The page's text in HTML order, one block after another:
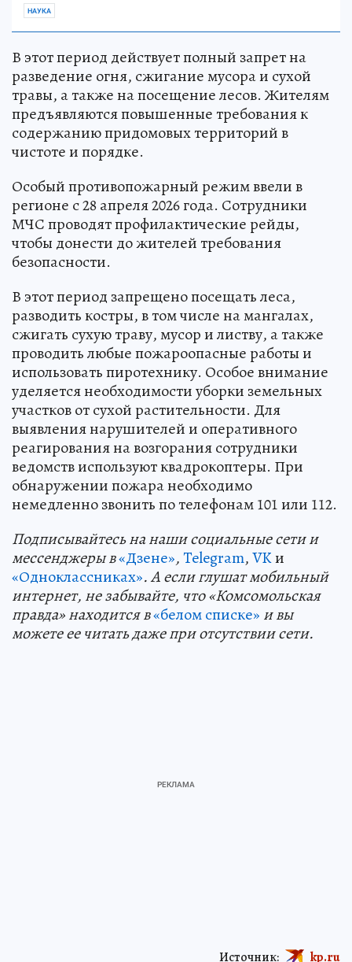
НАУКА
В этот период действует полный запрет на
разведение огня, сжигание мусора и сухой
травы, а также на посещение лесов. Жителям
предъявляются повышенные требования к
содержанию придомовых территорий в
чистоте и порядке.
Особый противопожарный режим ввели в
регионе с 28 апреля 2026 года. Сотрудники
МЧС проводят профилактические рейды,
чтобы донести до жителей требования
безопасности.
В этот период запрещено посещать леса,
разводить костры, в том числе на мангалах,
сжигать сухую траву, мусор и листву, а также
проводить любые пожароопасные работы и
использовать пиротехнику. Особое внимание
уделяется необходимости уборки земельных
участков от сухой растительности. Для
выявления нарушителей и оперативного
реагирования на возгорания сотрудники
ведомств используют квадрокоптеры. При
обнаружении пожара необходимо
немедленно звонить по телефонам 101 или 112.
Подписывайтесь на наши социальные сети и
мессенджеры в«Дзене»,Telegram,VKи
«Одноклассниках». А если глушат мобильный
интернет, не забывайте, что «Комсомольская
правда» находится в«белом списке» и вы
можете ее читать даже при отсутствии сети.
Источник: kp.ru